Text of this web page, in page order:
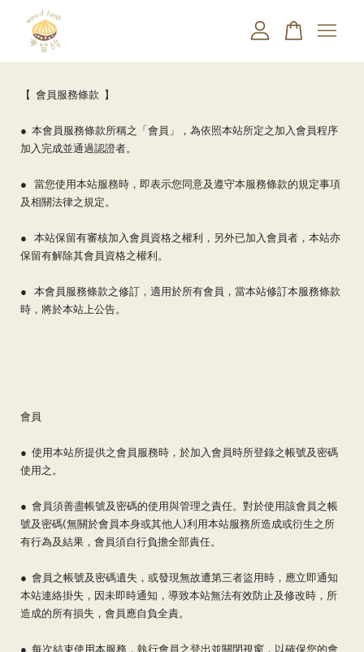
【 會員服務條款 】
● 本會員服務條款所稱之「會員」，為依照本站所定之加入會員程序
加入完成並通過認證者。
● 當您使用本站服務時，即表示您同意及遵守本服務條款的規定事項
及相關法律之規定。
● 本站保留有審核加入會員資格之權利，另外已加入會員者，本站亦
保留有解除其會員資格之權利。
● 本會員服務條款之修訂，適用於所有會員，當本站修訂本服務條款
時，將於本站上公告。
會員
● 使用本站所提供之會員服務時，於加入會員時所登錄之帳號及密碼
使用之。
● 會員須善盡帳號及密碼的使用與管理之責任。對於使用該會員之帳
號及密碼(無關於會員本身或其他人)利用本站服務所造成或衍生之所
有行為及結果，會員須自行負擔全部責任。
● 會員之帳號及密碼遺失，或發現無故遭第三者盜用時，應立即通知
本站連絡掛失，因未即時通知，導致本站無法有效防止及修改時，所
造成的所有損失，會員應自負全責。
● 每次結束使用本服務，執行會員之登出並關閉視窗，以確保您的會
您的購物車目前還是空的。
繼續購物